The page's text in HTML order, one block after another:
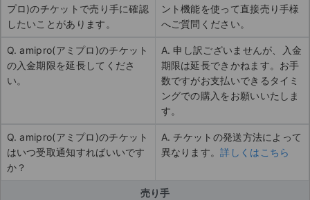
プロ)のチケットで売り手に確認
したいことがあります。
ント機能を使って直接売り手様
へご質問ください。
Q. amipro(アミプロ)のチケット
の入金期限を延長してくださ
い。
A. 申し訳ございませんが、入金
期限は延長できかねます。お手
数ですがお支払いできるタイミ
ングでの購入をお願いいたしま
す。
Q. amipro(アミプロ)のチケット
はいつ受取通知すればいいです
か？
A. チケットの発送方法によって
異なります。詳しくはこちら
売り手